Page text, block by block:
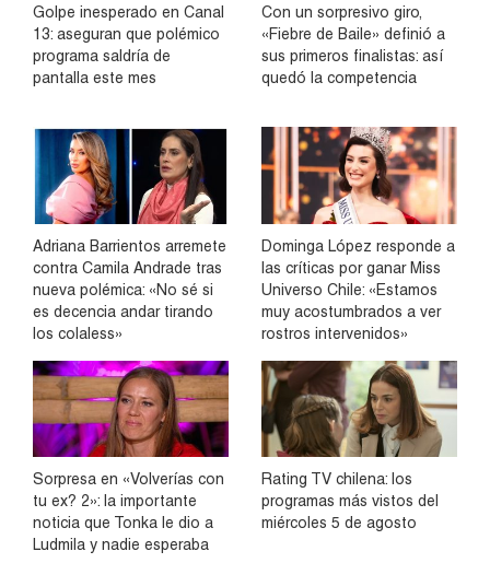
Golpe inesperado en Canal
13: aseguran que polémico
programa saldría de
pantalla este mes
Con un sorpresivo giro,
«Fiebre de Baile» definió a
sus primeros finalistas: así
quedó la competencia
Adriana Barrientos arremete
contra Camila Andrade tras
nueva polémica: «No sé si
es decencia andar tirando
los colaless»
Dominga López responde a
las críticas por ganar Miss
Universo Chile: «Estamos
muy acostumbrados a ver
rostros intervenidos»
Sorpresa en «Volverías con
tu ex? 2»: la importante
noticia que Tonka le dio a
Ludmila y nadie esperaba
Rating TV chilena: los
programas más vistos del
miércoles 5 de agosto